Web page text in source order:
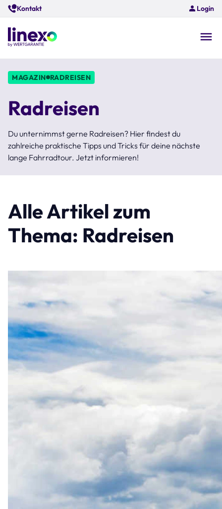
Skip
to
main
content
Kontakt Login
MAGAZIN RADREISEN
Radreisen
Du unternimmst gerne Radreisen? Hier findest du
zahlreiche praktische Tipps und Tricks für deine nächste
lange Fahrradtour. Jetzt informieren!
Alle Artikel zum
Thema: Radreisen